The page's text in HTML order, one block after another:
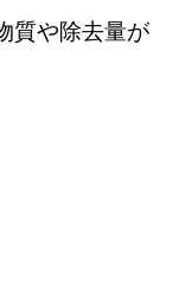
質や除去量が